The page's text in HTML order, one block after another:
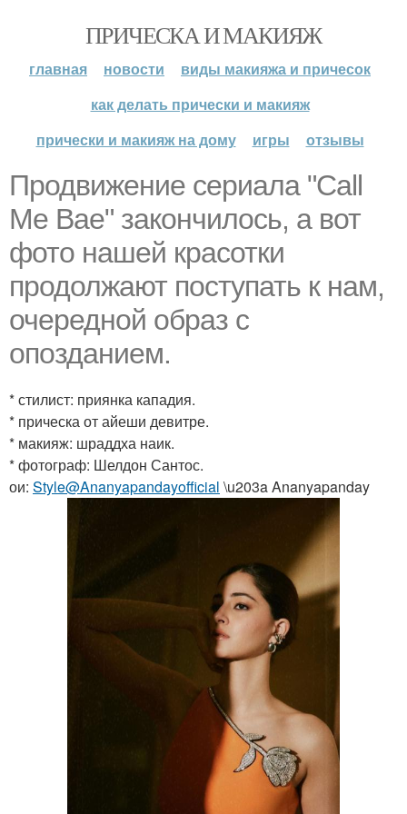
ПРИЧЕСКА И МАКИЯЖ
главная новости
виды макияжа и причесок
как делать прически и макияж
прически и макияж на дому
игры отзывы
Продвижение сериала "Call
Me Bae" закончилось, а вот
фото нашей красотки
продолжают поступать к нам,
очередной образ с
опозданием.
* стилист: приянка кападия.
* прическа от айеши девитре.
* макияж: шраддха наик.
* фотограф: Шелдон Сантос.
ои: Style@Ananyapandayofficial \u203a Ananyapanday